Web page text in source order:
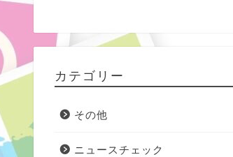
カテゴリー
その他
ニュースチェック